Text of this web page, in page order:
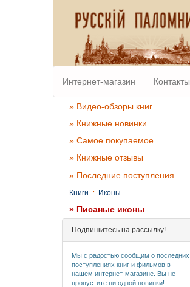
Интернет-магазин Контакты
» Видео-обзоры книг
» Книжные новинки
» Самое покупаемое
» Книжные отзывы
» Последние поступления
Книги · Иконы
» Писаные иконы
Подпишитесь на рассылку!
Мы с радостью сообщим о последних
поступлениях книг и фильмов в
нашем интернет-магазине. Вы не
пропустите ни одной новинки!